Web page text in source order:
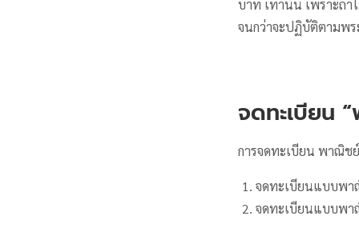
บาท เท่านั้น เพราะถ้า
จนกว่าจะปฏิบัติตามพ
จดทะเบียน
การจดทะเบียน พาณิช
จดทะเบียนแบบพา
จดทะเบียนแบบพา